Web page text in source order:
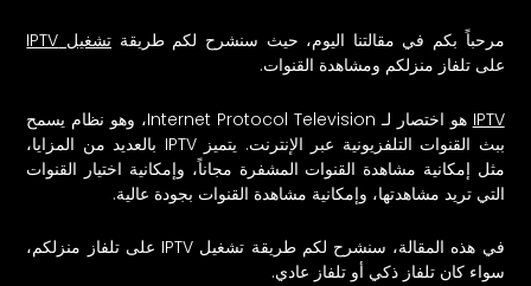
مرحباً بكم في مقالتنا اليوم، حيث سنشرح لكم طريقة تشغيل IPTV
على تلفاز منزلكم ومشاهدة القنوات.
IPTV
هو اختصار لـ Internet Protocol Television، وهو نظام يسمح
ببث القنوات التلفزيونية عبر الإنترنت. يتميز IPTV بالعديد من المزايا،
مثل إمكانية مشاهدة القنوات المشفرة مجاناً، وإمكانية اختيار القنوات
التي تريد مشاهدتها، وإمكانية مشاهدة القنوات بجودة عالية.
في هذه المقالة، سنشرح لكم طريقة تشغيل IPTV على تلفاز منزلكم،
سواء كان تلفاز ذكي أو تلفاز عادي.